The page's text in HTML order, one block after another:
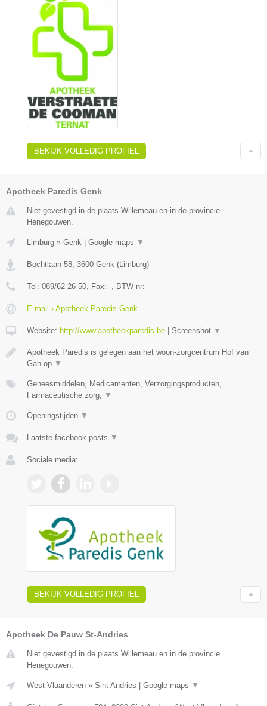
BEKIJK VOLLEDIG PROFIEL
Apotheek Paredis Genk
Niet gevestigd in de plaats Willemeau en in de provincie
Henegouwen.
Limburg » Genk Google maps ▼
Bochtlaan 58, 3600 Genk (Limburg)
Tel: 089/62 26 50, Fax: -, BTW-nr: -
E-mail › Apotheek Paredis Genk
Website: http://www.apotheekparedis.be Screenshot ▼
Apotheek Paredis is gelegen aan het woon-zorgcentrum Hof van
Gan op ▼
Geneesmiddelen, Medicamenten, Verzorgingsproducten,
Farmaceutische zorg, ▼
Openingstijden ▼
Laatste facebook posts ▼
Sociale media:
BEKIJK VOLLEDIG PROFIEL
Apotheek De Pauw St-Andries
Niet gevestigd in de plaats Willemeau en in de provincie
Henegouwen.
West-Vlaanderen » Sint Andries Google maps ▼